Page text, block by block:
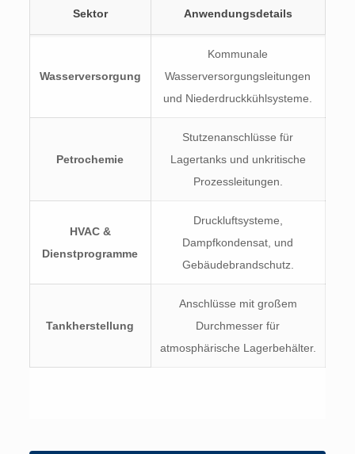
Sektor Anwendungsdetails
Wasserversorgung
Kommunale
Wasserversorgungsleitungen
und Niederdruckkühlsysteme.
Petrochemie
Stutzenanschlüsse für
Lagertanks und unkritische
Prozessleitungen.
HVAC &
Dienstprogramme
Druckluftsysteme,
Dampfkondensat, und
Gebäudebrandschutz.
Tankherstellung
Anschlüsse mit großem
Durchmesser für
atmosphärische Lagerbehälter.